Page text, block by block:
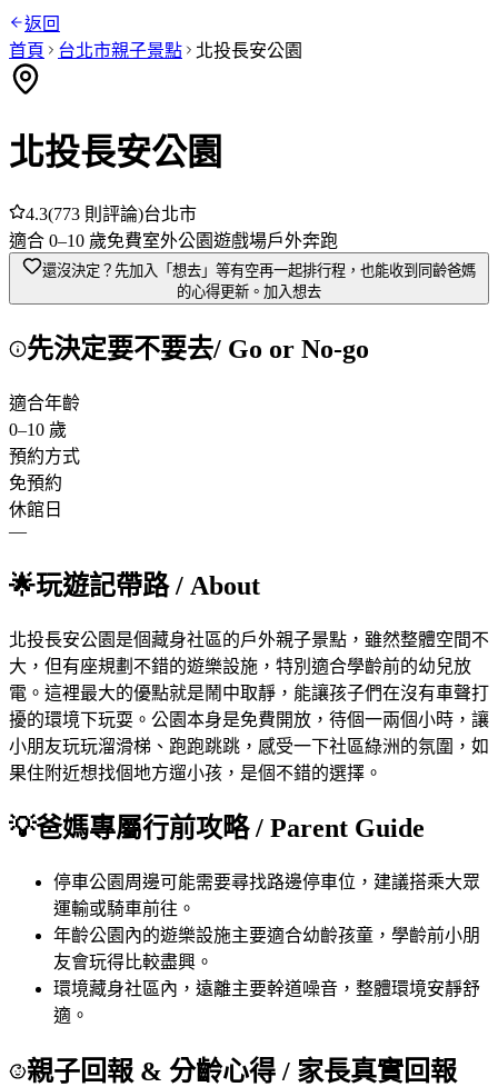
返回
首頁
台北市親子景點 北投長安公園
北投長安公園
4.3(773 則評論)台北市
適合 0–10 歲免費室外公園遊戲場戶外奔跑
還沒決定？先加入「想去」 等有空再一起排行程，也能收到同齡爸媽
的心得更新。 加入想去
先決定要不要去/ Go or No-go
適合年齡
0–10 歲
預約方式
免預約
休館日
—
🌟玩遊記帶路/ About
北投長安公園是個藏身社區的戶外親子景點，雖然整體空間不
大，但有座規劃不錯的遊樂設施，特別適合學齡前的幼兒放
電。這裡最大的優點就是鬧中取靜，能讓孩子們在沒有車聲打
擾的環境下玩耍。公園本身是免費開放，待個一兩個小時，讓
小朋友玩玩溜滑梯、跑跑跳跳，感受一下社區綠洲的氛圍，如
果住附近想找個地方遛小孩，是個不錯的選擇。
💡爸媽專屬行前攻略 / Parent Guide
停車公園周邊可能需要尋找路邊停車位，建議搭乘大眾
運輸或騎車前往。
年齡公園內的遊樂設施主要適合幼齡孩童，學齡前小朋
友會玩得比較盡興。
環境藏身社區內，遠離主要幹道噪音，整體環境安靜舒
適。
親子回報 & 分齡心得 / 家長真實回報